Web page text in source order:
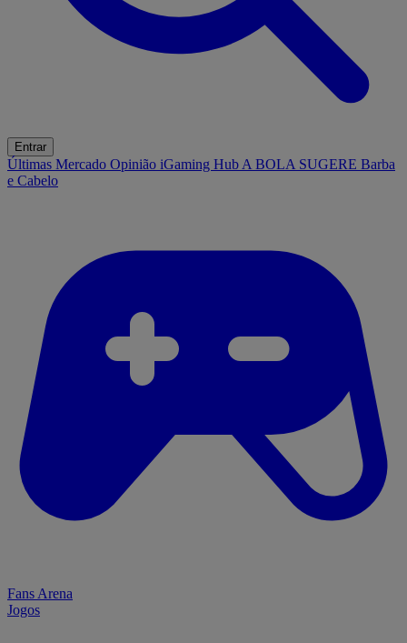
Entrar
Últimas Mercado Opinião iGaming Hub A BOLA SUGERE Barba
e Cabelo
Fans Arena
Jogos